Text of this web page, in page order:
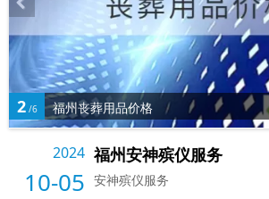
2/6 福州丧葬用品价格
2024
10-05
福州安神殡仪服务
安神殡仪服务